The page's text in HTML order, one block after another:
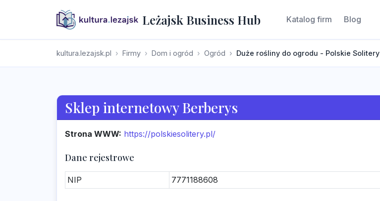
Leżajsk Business Hub Katalog firm Blog
kultura.lezajsk.pl Firmy Dom i ogród Ogród Duże rośliny do ogrodu - Polskie Solitery
Sklep internetowy Berberys
Strona WWW: https://polskiesolitery.pl/
Dane rejestrowe
NIP 7771188608